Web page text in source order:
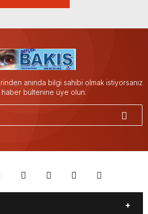
anında bilgi sahibi olmak istiyorsanız
bültenine üye olun.